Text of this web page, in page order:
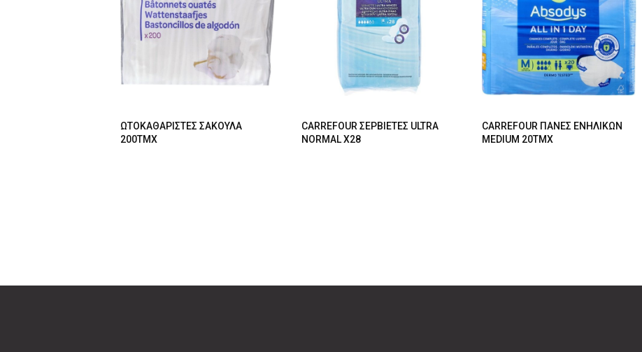
ΩΤΟΚΑΘΑΡΙΣΤΕΣ ΣΑΚΟΥΛΑ
200ΤΜΧ
CARREFOUR ΣΕΡΒΙΕΤΕΣ ULTRA
NORMAL X28
CARREFOUR ΠΑΝΕΣ ΕΝΗΛΙΚΩΝ
MEDIUM 20ΤΜΧ